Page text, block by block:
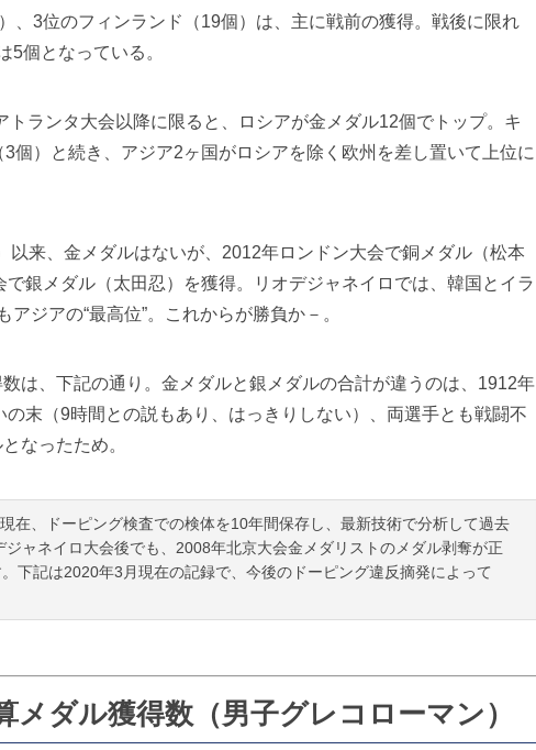
3位のフィンランド（19個）は、主に戦前の獲得。戦後に限れ
5個となっている。
ランタ大会以降に限ると、ロシアが金メダル12個でトップ。キ
個）と続き、アジア2ヶ国がロシアを除く欧州を差し置いて上位に
来、金メダルはないが、2012年ロンドン大会で銅メダル（松本
銀メダル（太田忍）を獲得。リオデジャネイロでは、韓国とイラ
ジアの“最高位”。これからが勝負か－。
は、下記の通り。金メダルと銀メダルの合計が違うのは、1912年
末（9時間との説もあり、はっきりしない）、両選手とも戦闘不
なったため。
在、ドーピング検査での検体を10年間保存し、最新技術で分析して過去
ャネイロ大会後でも、2008年北京大会金メダリストのメダル剥奪が正
下記は2020年3月現在の記録で、今後のドーピング違反摘発によって
ダル獲得数（男子グレコローマン）